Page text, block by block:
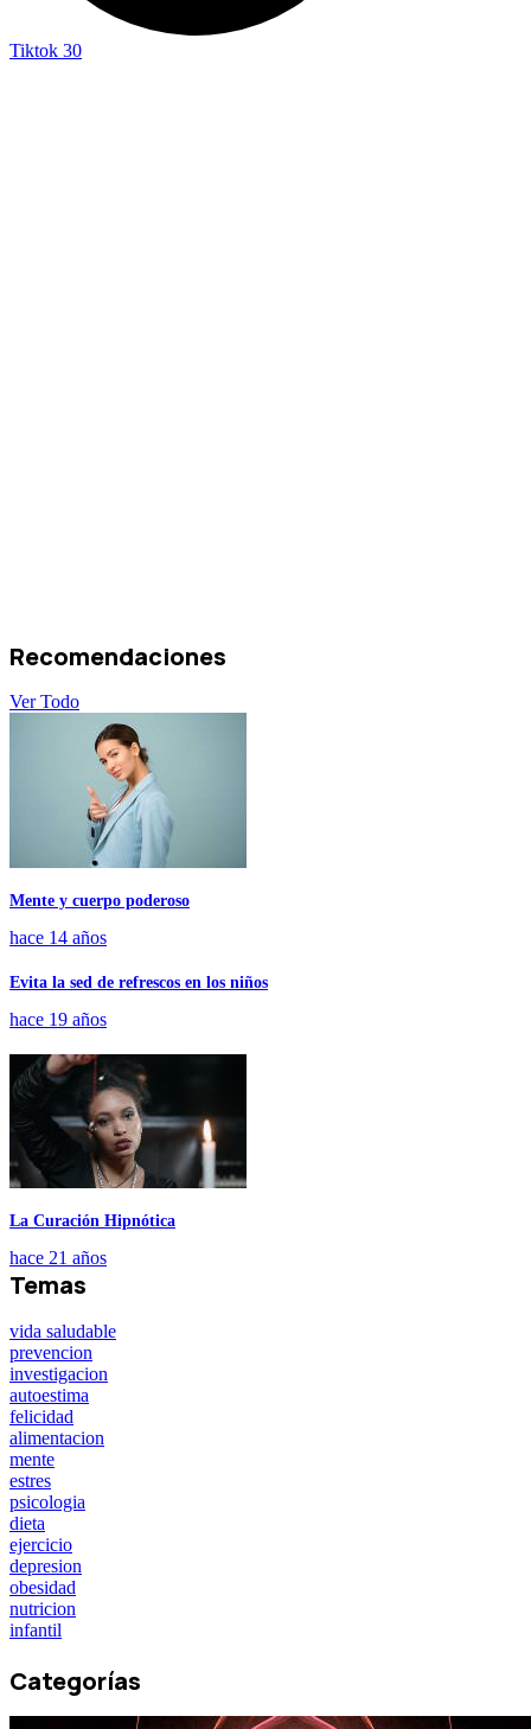
Tiktok 30
Recomendaciones
Ver Todo
Mente y cuerpo poderoso
hace 14 años
Evita la sed de refrescos en los niños
hace 19 años
La Curación Hipnótica
hace 21 años
Temas
vida saludable
prevencion
investigacion
autoestima
felicidad
alimentacion
mente
estres
psicologia
dieta
ejercicio
depresion
obesidad
nutricion
infantil
Categorías